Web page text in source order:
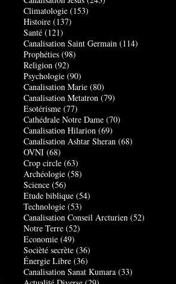
Climatologie (153)
Histoire (137)
Santé (121)
Canalisation Saint Germain (114)
Prophéties (98)
Religion (92)
Psychologie (90)
Canalisation Marie (80)
Canalisation Metatron (79)
Esotérisme (77)
Cathédrale Notre Dame (70)
Canalisation Hilarion (69)
Canalisation Ashtar Sheran (68)
OVNI (68)
Crop circle (63)
Archéologie (58)
Science (56)
Etude biblique (54)
Technologie (53)
Canalisation Conseil Arcturien (52)
Notre Terre (52)
Economie (49)
Socièté secrète (36)
Énergie Libre (36)
Canalisation Sanat Kumara (33)